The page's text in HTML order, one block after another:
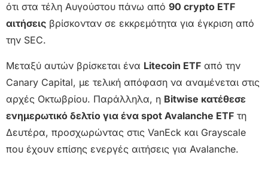
ότι στα τέλη Αυγούστου πάνω από 90 crypto ETF
αιτήσεις βρίσκονταν σε εκκρεμότητα για έγκριση από
την SEC.
Μεταξύ αυτών βρίσκεται ένα Litecoin ETF από την
Canary Capital, με τελική απόφαση να αναμένεται στις
αρχές Οκτωβρίου. Παράλληλα, η Bitwise κατέθεσε
ενημερωτικό δελτίο για ένα spot Avalanche ETF τη
Δευτέρα, προσχωρώντας στις VanEck και Grayscale
που έχουν επίσης ενεργές αιτήσεις για Avalanche.